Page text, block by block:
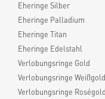
Eheringe Silber
Eheringe Palladium
Eheringe Titan
Eheringe Edelstahl
Verlobungsringe Gold
Verlobungsringe Weißgold
Verlobungsringe Roségold